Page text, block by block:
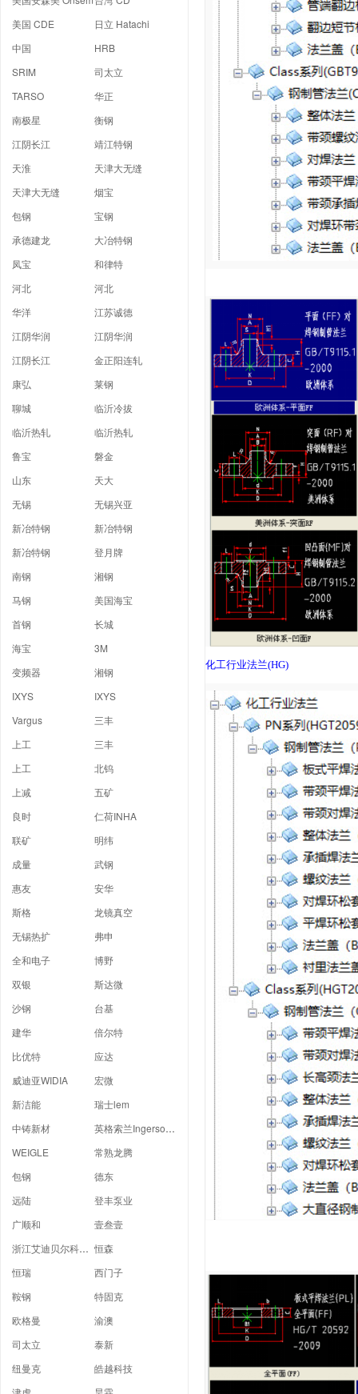
美国 CDE
日立 Hatachi
中国
HRB
SRIM
司太立
TARSO
华正
南极星
衡钢
江阴长江
靖江特钢
天淮
天津大无缝
天津大无缝
烟宝
包钢
宝钢
承德建龙
大冶特钢
凤宝
和律特
河北
河北
华洋
江苏诚德
江阴华润
江阴华润
江阴长江
金正阳连轧
康弘
莱钢
聊城
临沂冷拔
临沂热轧
临沂热轧
鲁宝
磐金
山东
天大
无锡
无锡兴亚
新冶特钢
新冶特钢
新冶特钢
登月牌
南钢
湘钢
马钢
美国海宝
首钢
长城
海宝
3M
变频器
湘钢
IXYS
IXYS
Vargus
三丰
上工
三丰
上工
北钨
上减
五矿
良时
仁荷INHA
联矿
明纬
成量
武钢
惠友
安华
斯格
龙镜真空
无锡热扩
弗申
全和电子
博野
双银
斯达微
沙钢
台基
建华
倍尔特
比优特
应达
威迪亚WIDIA
宏微
新洁能
瑞士lem
中铸新材
英格索兰Ingersoll Rand
WEIGLE
常熟龙腾
包钢
德东
远陆
登丰泵业
广顺和
壹叁壹
浙江艾迪贝尔科技有限公司 恒森
恒瑞
西门子
鞍钢
特固克
欧格曼
渝澳
司太立
泰新
纽曼克
皓越科技
化工行业法兰(HG)